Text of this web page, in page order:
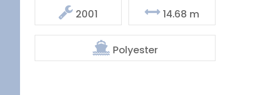
2001 14.68 m
Polyester